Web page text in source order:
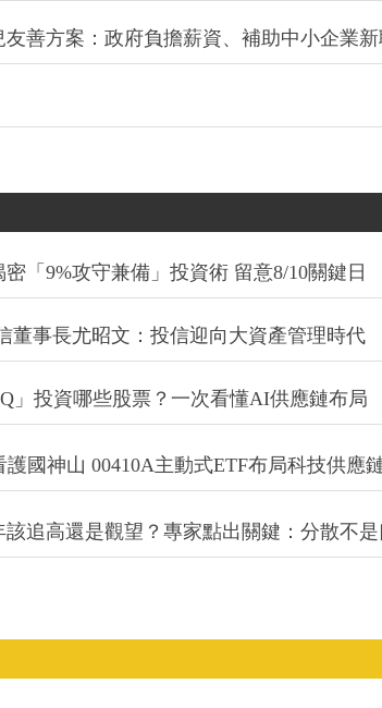
善方案：政府負擔薪資、補助中小企業新
「9%攻守兼備」投資術 留意8/10關鍵日
董事長尤昭文：投信迎向大資產管理時代
」投資哪些股票？一次看懂AI供應鏈布局
國神山 00410A主動式ETF布局科技供應鏈
追高還是觀望？專家點出關鍵：分散不是
風暴？陳威良揭「融資體脂率」不高